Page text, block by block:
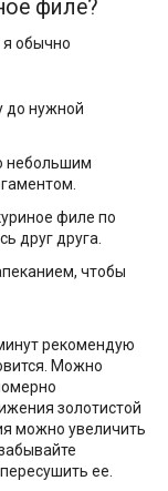
филе?
я обычно
до нужной
небольшим
филе по
друг друга.
чтобы
рекомендую
Можно
золотистой
можно увеличить
ее.